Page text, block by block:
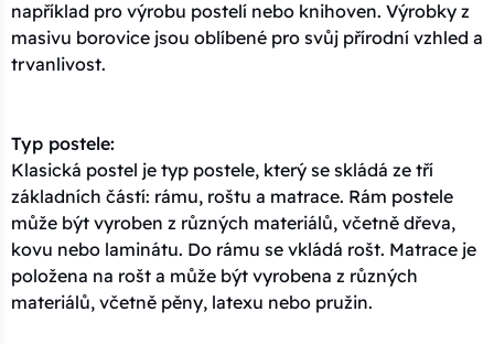
například pro výrobu postelí nebo knihoven. Výrobky z
masivu borovice jsou oblíbené pro svůj přírodní vzhled a
trvanlivost.
Typ postele:
Klasická postel je typ postele, který se skládá ze tří
základních částí: rámu, roštu a matrace. Rám postele
může být vyroben z různých materiálů, včetně dřeva,
kovu nebo laminátu. Do rámu se vkládá rošt. Matrace je
položena na rošt a může být vyrobena z různých
materiálů, včetně pěny, latexu nebo pružin.